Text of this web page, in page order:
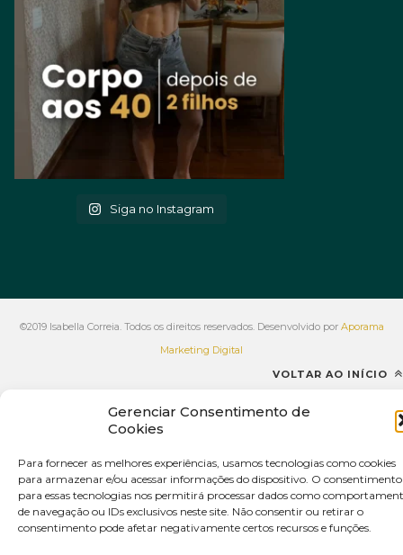
Gerenciar Consentimento de
Cookies
Para fornecer as melhores experiências, usamos tecnologias como cookies
para armazenar e/ou acessar informações do dispositivo. O consentimento
para essas tecnologias nos permitirá processar dados como
de navegação ou IDs exclusivos neste site. Não consentir ou retirar o
consentimento pode afetar negativamente certos recursos e funções.
Siga no Instagram
©2019 Isabella Correia. Todos os direitos reservados. Desenvolvido por Aporama
Marketing Digital
VOLTAR AO INÍCIO